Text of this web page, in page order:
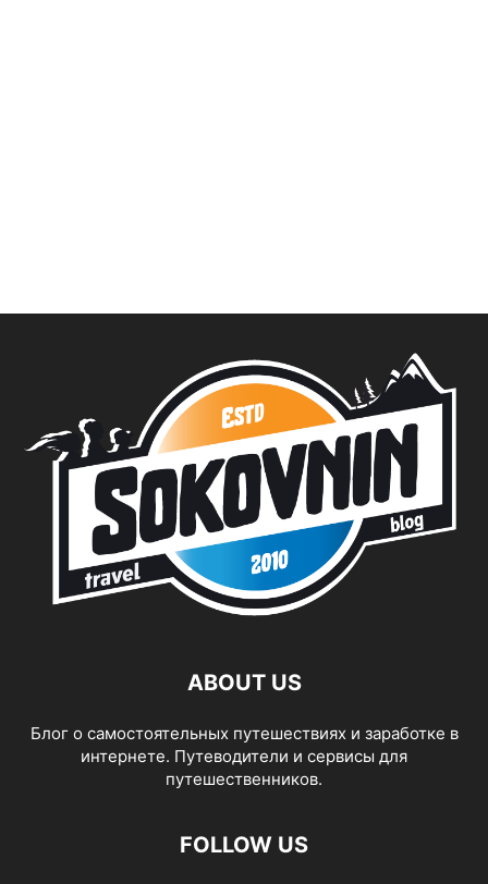
ABOUT US
Блог о самостоятельных путешествиях и заработке в
интернете. Путеводители и сервисы для
путешественников.
FOLLOW US